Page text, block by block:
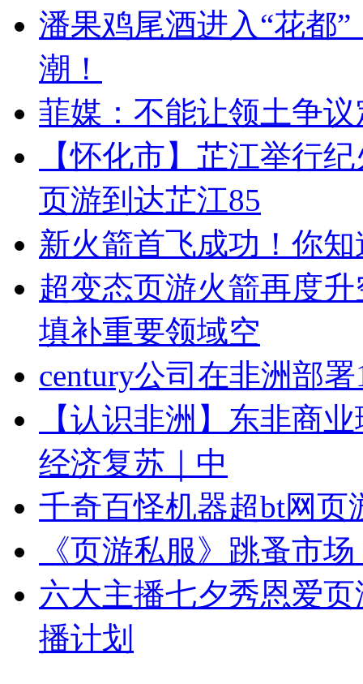
潘果鸡尾酒进入“花都
潮！
菲媒：不能让领土争
【怀化市】芷江举行
页游到达芷江85
新火箭首飞成功！你
超变态页游火箭再度
填补重要领域空
century公司在非洲部
【认识非洲】东非商
经济复苏｜中
千奇百怪机器超bt网
《页游私服》跳蚤市
六大主播七夕秀恩爱
播计划